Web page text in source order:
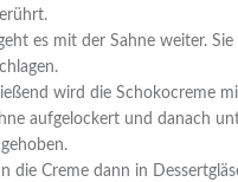
es mit der Sahne weiter.
wird die Schokocreme
aufgelockert und danach
die Creme dann in